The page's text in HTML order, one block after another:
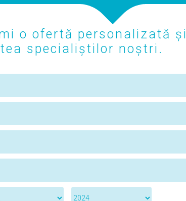
o ofertă personalizată și
specialiștilor noștri.